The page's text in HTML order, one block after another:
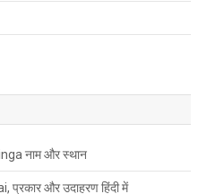
नाम और स्थान
और उदाहरण हिंदी में